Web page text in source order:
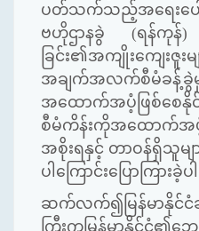
ပတ်သက်သည့်အရေးပေ
ဗဟိုဌာနခွဲ (ရန်ကုန်)
ခြင်း၏အကျိုးကျေးဇူးမ
အချက်အလက်စီမံခန့်ခွဲမှု
အထောက်အပံ့ဖြစ်စေနိုင်
စီမံကိန်းကိုအထောက်အပံ့
အစိုးရနှင့် တာဝန်ရှိသူမ
ပါကြောင်းပြောကြားခဲ့
ဆက်လက်၍မြန်မာနိုင်
ကြီးကမြန်မာနိုင်ငံ၏ဘ